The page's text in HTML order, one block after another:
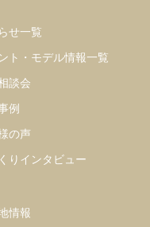
せ一覧
ト・モデル情報一覧
談会
例
の声
りインタビュー
情報